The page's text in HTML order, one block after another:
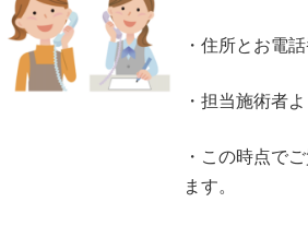
・住所とお電
・担当施術者
・この時点で
ます。